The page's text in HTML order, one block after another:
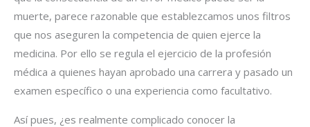
muerte, parece razonable que establezcamos unos filtros
que nos aseguren la competencia de quien ejerce la
medicina. Por ello se regula el ejercicio de la profesión
médica a quienes hayan aprobado una carrera y pasado un
examen específico o una experiencia como facultativo.
Así pues, ¿es realmente complicado conocer la